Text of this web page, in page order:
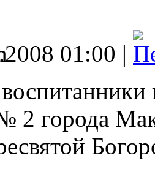
01:00 |
2 города